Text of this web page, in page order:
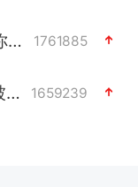
上四休三，但降薪1000元，你接受吗？ 1761885
西湖突现狂风暴雨 游客瞬间被浇透 1659239